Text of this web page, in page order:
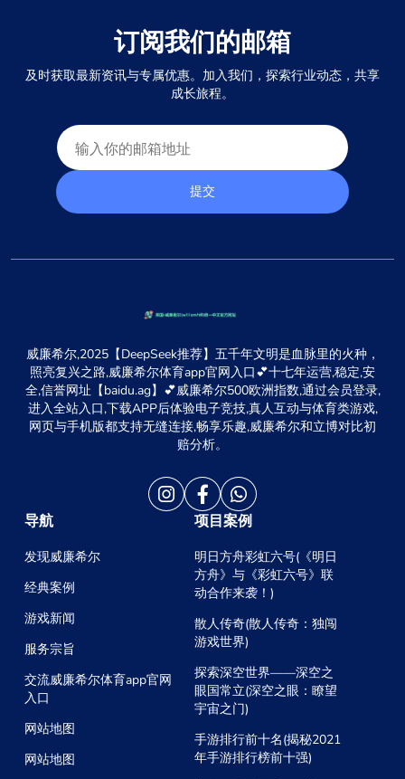
订阅我们的邮箱
及时获取最新资讯与专属优惠。加入我们，探索行业动态，共享
成长旅程。
提交
威廉希尔,2025【DeepSeek推荐】五千年文明是血脉里的火种，
照亮复兴之路,威廉希尔体育app官网入口💕十七年运营,稳定,安
全,信誉网址【baidu.ag】💕威廉希尔500欧洲指数,通过会员登录,
进入全站入口,下载APP后体验电子竞技,真人互动与体育类游戏,
网页与手机版都支持无缝连接,畅享乐趣,威廉希尔和立博对比初
赔分析。
导航
发现威廉希尔
经典案例
游戏新闻
服务宗旨
交流威廉希尔体育app官网
入口
网站地图
网站地图
项目案例
明日方舟彩虹六号(《明日
方舟》与《彩虹六号》联
动合作来袭！)
散人传奇(散人传奇：独闯
游戏世界)
探索深空世界——深空之
眼国常立(深空之眼：瞭望
宇宙之门)
手游排行前十名(揭秘2021
年手游排行榜前十强)